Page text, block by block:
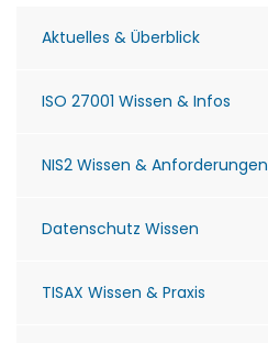
Aktuelles & Überblick
ISO 27001 Wissen & Infos
NIS2 Wissen & Anforderungen
Datenschutz Wissen
TISAX Wissen & Praxis